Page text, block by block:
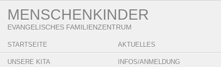
MENSCHENKINDER
EVANGELISCHES FAMILIENZENTRUM
STARTSEITE AKTUELLES
UNSERE KITA INFOS/ANMELDUNG